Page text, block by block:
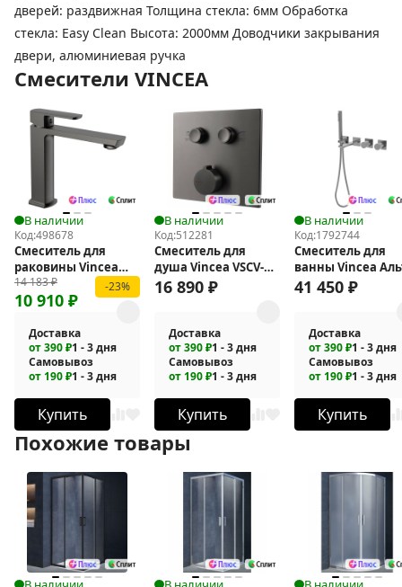
дверей: раздвижная Толщина стекла: 6мм Обработка
стекла: Easy Clean Высота: 2000мм Доводчики закрывания
двери, алюминиевая ручка
Смесители VINCEA
В наличии
Код:498678
Смеситель для
раковины Vincea
Next VBF-1N1GM
14 183₽
10 910 ₽
-23%
Доставка
от 390 ₽1 - 3 дня
Самовывоз
от 190 ₽1 - 3 дня
Купить
В наличии
Код:512281
Смеситель для
душа Vincea VSCV-
421GM
16 890 ₽
Доставка
от 390 ₽1 - 3 дня
Самовывоз
от 190 ₽1 - 3 дня
Купить
В наличии
Код:1792744
Смеситель для
ванны Vincea
(Alto) VBTW-
41 450 ₽
Доставка
от 390 ₽1 - 3 дня
Самовывоз
от 190 ₽1 - 3 дня
Купить
Похожие товары